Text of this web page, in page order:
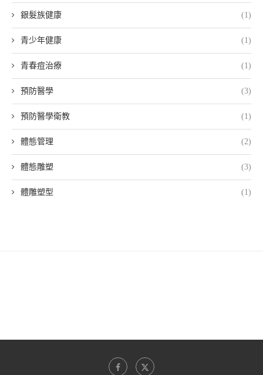
銀髮族健康 (1)
青少年健康 (1)
青春痘治療 (1)
預防醫學 (3)
預防醫學衛教 (1)
體態管理 (2)
體態雕塑 (3)
體雕塑型 (1)